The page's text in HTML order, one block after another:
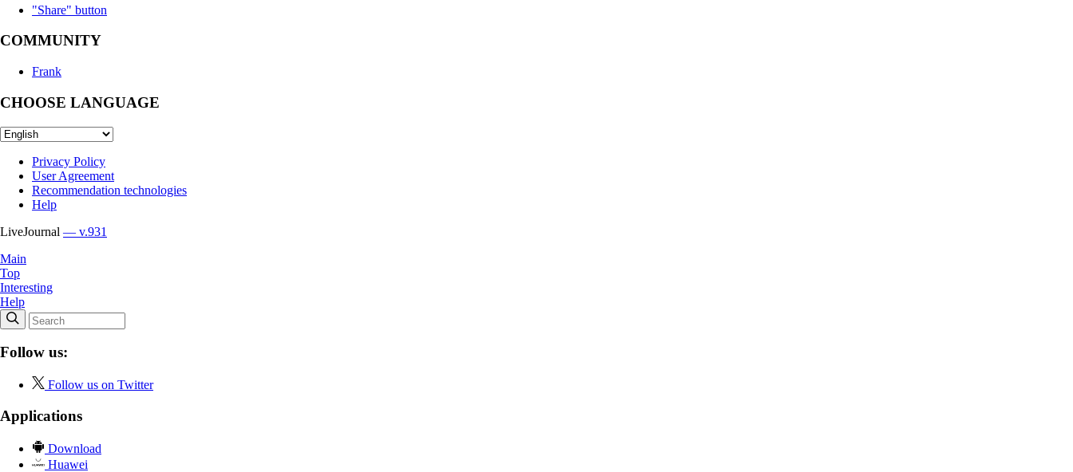
"Share" button
COMMUNITY
Frank
CHOOSE LANGUAGE
Privacy Policy
User Agreement
Recommendation technologies
Help
LiveJournal — v.931
Main
Top
Interesting
Help
Follow us:
Follow us on Twitter
Applications
Download
Huawei